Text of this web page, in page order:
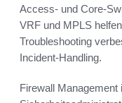
Access- und Core-
VRF und MPLS
Troubleshooting
Incident-Handling.
Firewall Management